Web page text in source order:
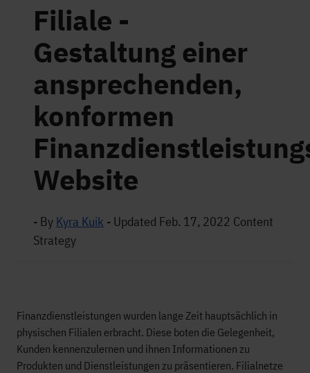
Filiale -
Gestaltung einer
ansprechenden,
konformen
Website
- By Kyra Kuik - Updated Feb. 17, 2022 Content
Strategy
Finanzdienstleistungen wurden lange Zeit hauptsächlich in
physischen Filialen erbracht. Diese boten die Gelegenheit,
Kunden kennenzulernen und ihnen Informationen zu
Produkten und Dienstleistungen zu präsentieren. Filialnetze